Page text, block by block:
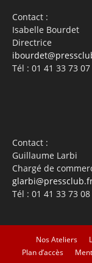
Contact :
Isabelle Bourdet
Directrice
Tél : 01 41 33 73 07
Contact :
Guillaume Larbi
Chargé de
Tél : 01 41 33 73 08
Nos Ateliers
Plan d’accès